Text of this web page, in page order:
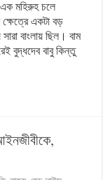
এক মহিরুহ চলে
ক্ষেত্রে একটা বড়
বাংলায় ছিল। বাম
বুদ্ধদেব বাবু কিন্তু